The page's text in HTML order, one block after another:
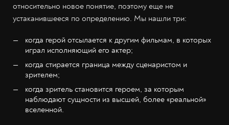
относительно новое понятие, поэтому еще не
устаканившееся по определению. Мы нашли три:
когда герой отсылается к другим фильмам, в которых
играл исполняющий его актер;
когда стирается граница между сценаристом и
зрителем;
когда зритель становится героем, за которым
наблюдают сущности из высшей, более «реальной»
вселенной.